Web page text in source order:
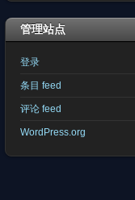
管理站点
登录
条目 feed
评论 feed
WordPress.org